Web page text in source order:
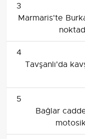
3
Marmaris'te
4
Tavşanlı'da
5
Bağlar